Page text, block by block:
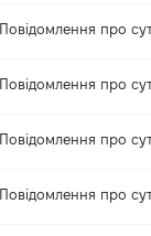
Повідомлення про
Повідомлення про
Повідомлення про
Повідомлення про